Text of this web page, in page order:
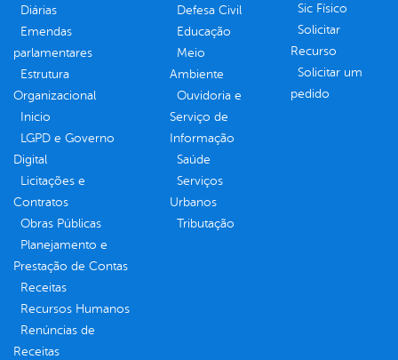
Diárias
Emendas
parlamentares
Estrutura
Organizacional
Inicio
LGPD e Governo
Digital
Licitações e
Contratos
Obras Públicas
Planejamento e
Prestação de Contas
Receitas
Recursos Humanos
Renúncias de
Receitas
Defesa Civil
Educação
Meio
Ambiente
Ouvidoria e
Serviço de
Informação
Saúde
Serviços
Urbanos
Tributação
Sic Físico
Solicitar
Recurso
Solicitar um
pedido